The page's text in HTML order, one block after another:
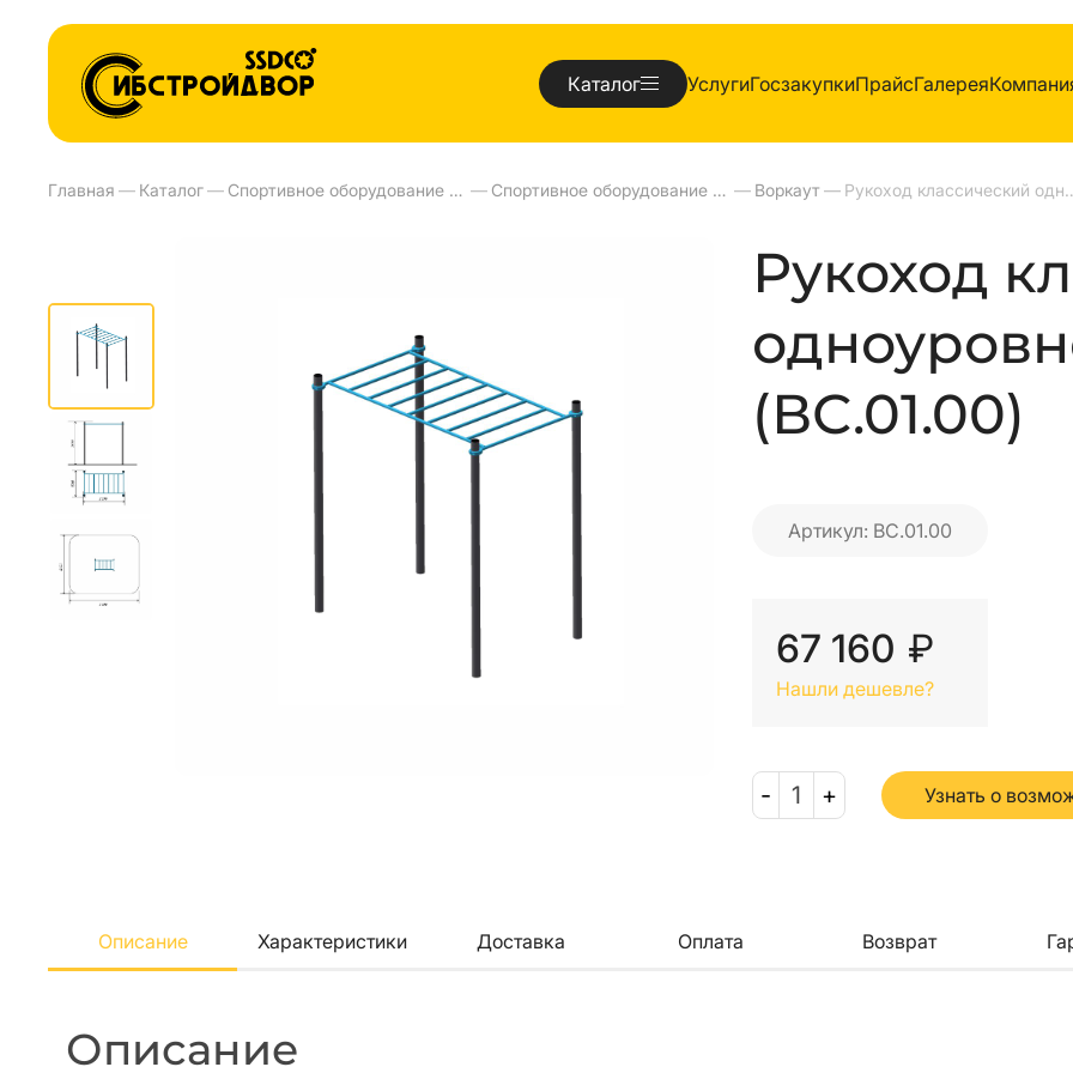
Каталог УслугиГосзакупкиПрайсГалерея
Главная — Каталог— Спортивное оборудование и тренажеры для улиц — Спортивное оборудование для улиц — Воркаут — Рукоход
Рукоход
(ВС.01.00)
Артикул: ВС.01.00
67 160 ₽
Нашли дешевле?
- 1 + Узнать о
Описание Характеристики Доставка Оплата Возврат
Описание